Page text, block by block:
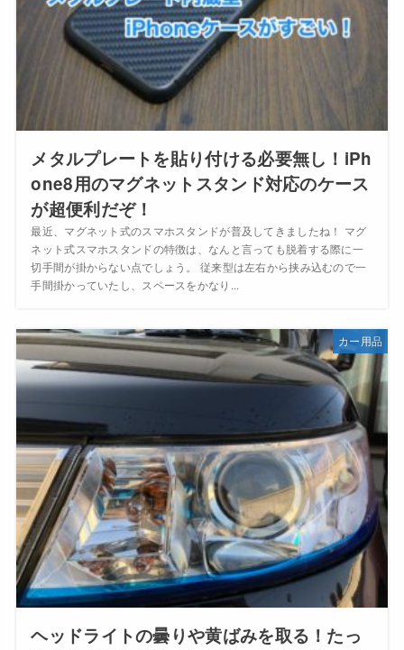
メタルプレートを貼り付ける必要無し！iPh
one8用のマグネットスタンド対応のケース
が超便利だぞ！
最近、マグネット式のスマホスタンドが普及してきましたね！ マグ
ネット式スマホスタンドの特徴は、なんと言っても脱着する際に一
切手間が掛からない点でしょう。 従来型は左右から挟み込むので一
手間掛かっていたし、スペースをかなり...
カー用品
ヘッドライトの曇りや黄ばみを取る！たっ